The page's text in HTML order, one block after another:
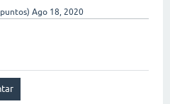
puntos) Ago 18, 2020